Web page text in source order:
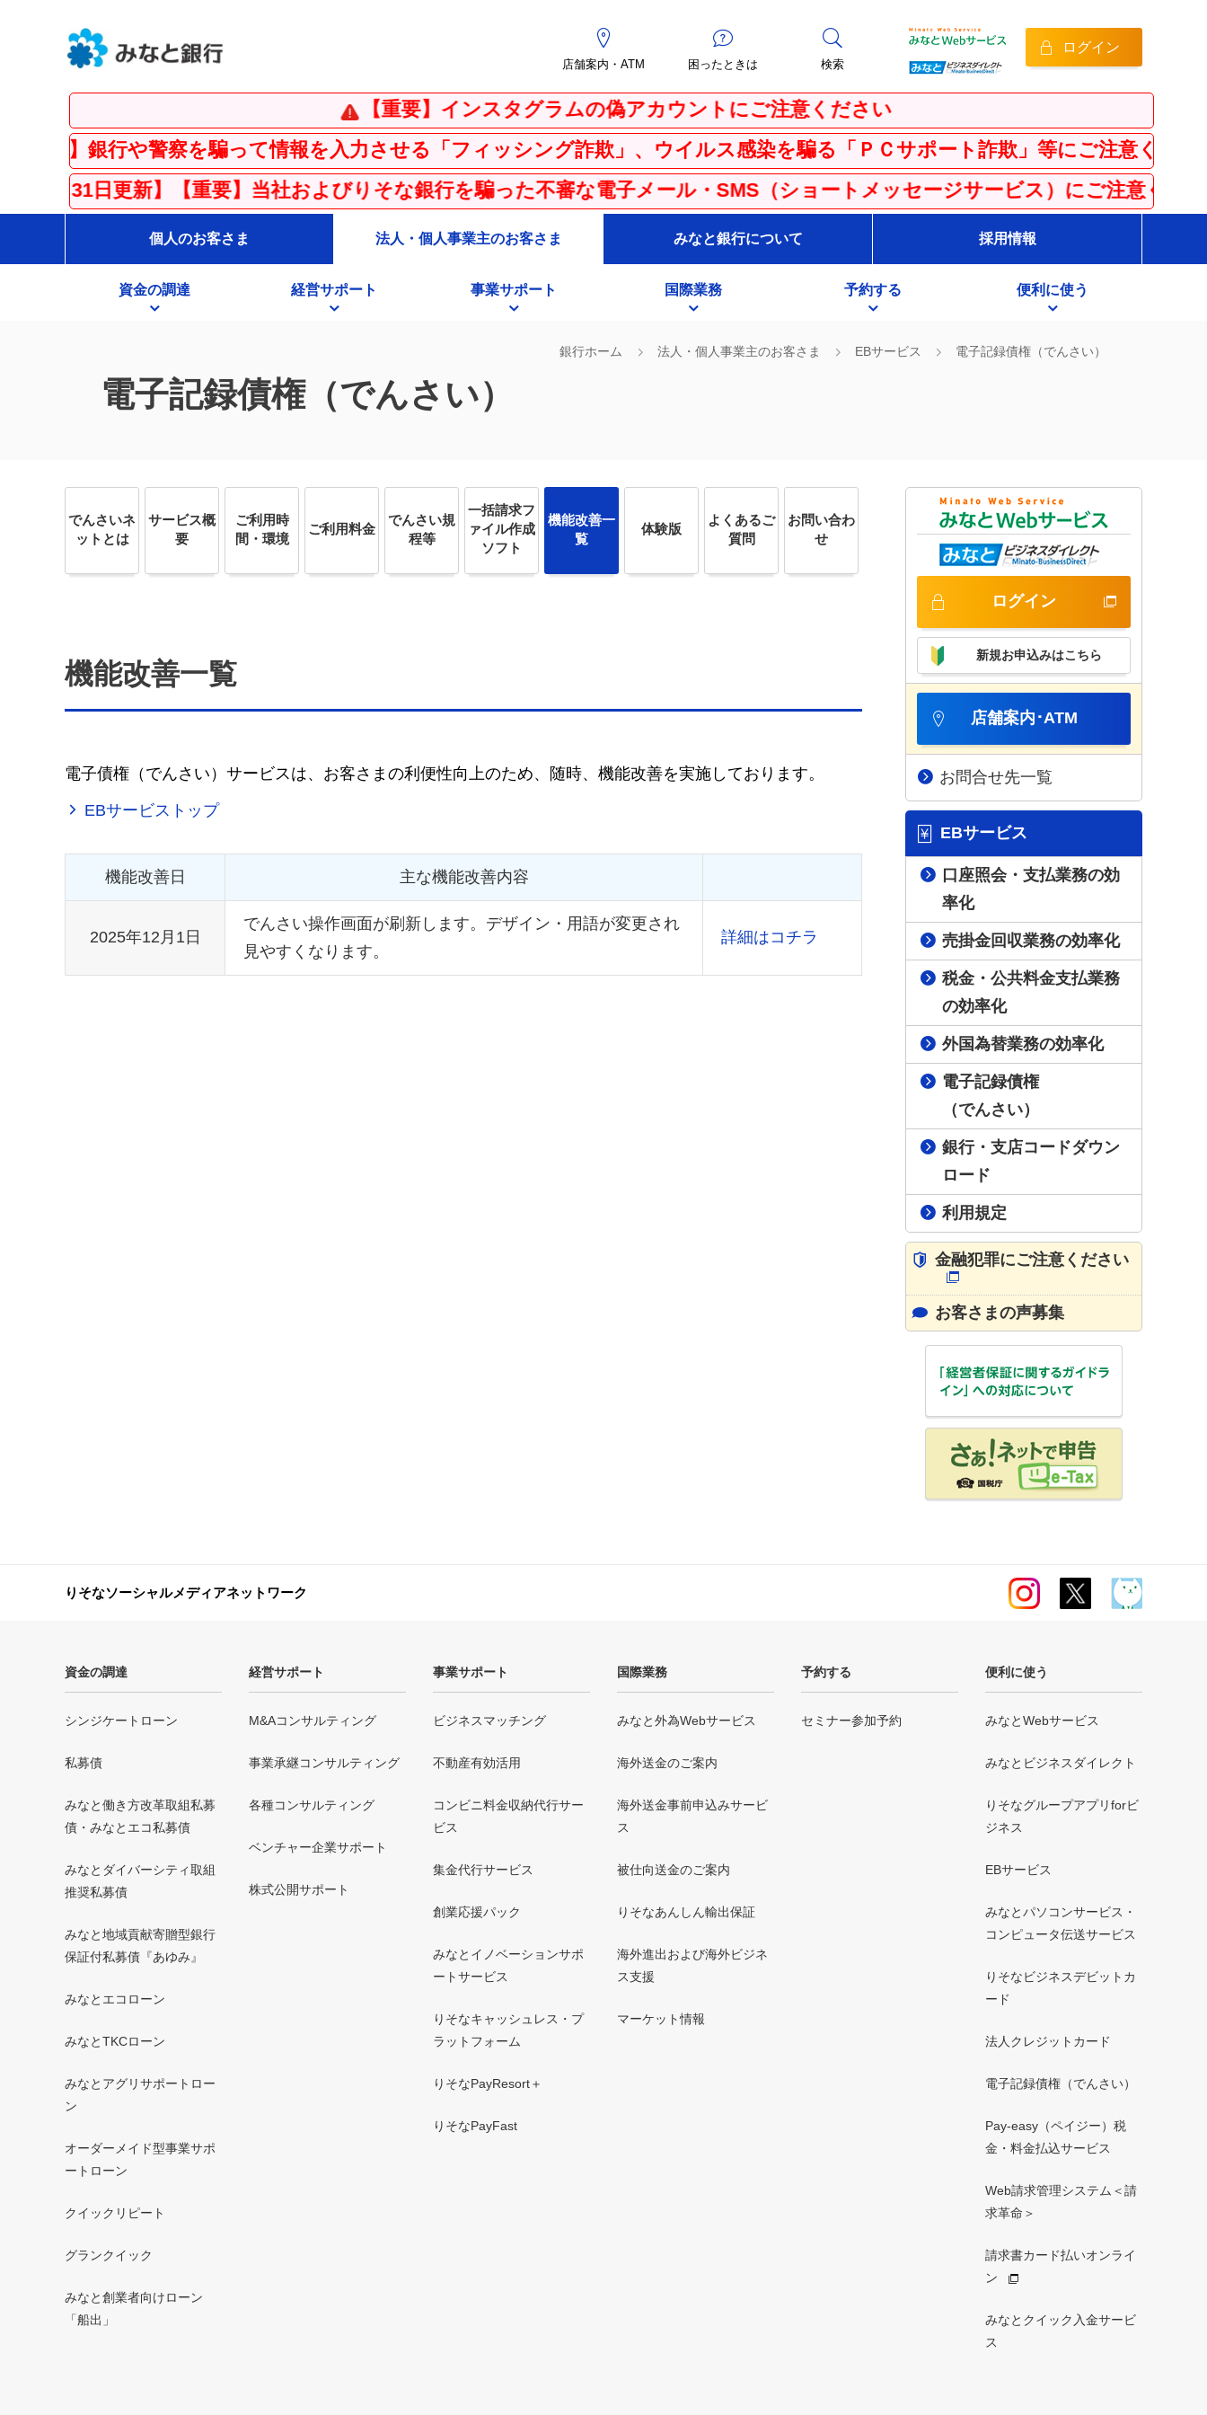
店舗案内・ATM 困ったときは 検索
ログイン
【重要】インスタグラムの偽アカウントにご注意ください
銀行や警察を騙って情報を入力させる「フィッシング詐欺」、ウイルス感染を騙る「ＰＣサポート詐欺」等にご注意ください！
日更新】【重要】当社およびりそな銀行を騙った不審な電子メール・SMS（ショートメッセージサービス）にご注意ください
個人のお客さま 法人・個人事業主のお客さま みなと銀行について 採用情報
資金の調達 経営サポート 事業サポート 国際業務 予約する 便利に使う
銀行ホーム 法人・個人事業主のお客さま EBサービス 電子記録債権（でんさい）
電子記録債権（でんさい）
でんさいネ
ットとは
サービス概
要
ご利用時
間・環境
ご利用料金
でんさい規
程等
一括請求フ
ァイル作成
ソフト
機能改善一
覧
体験版
よくあるご
質問
お問い合わ
せ
機能改善一覧
電子債権（でんさい）サービスは、お客さまの利便性向上のため、随時、機能改善を実施しております。
EBサービストップ
機能改善日 主な機能改善内容
2025年12月1日
でんさい操作画面が刷新します。デザイン・用語が変更され
見やすくなります。
詳細はコチラ
ログイン
新規お申込みはこちら
店舗案内･ATM
お問合せ先一覧
EBサービス
口座照会・支払業務の効
率化
売掛金回収業務の効率化
税金・公共料金支払業務
の効率化
外国為替業務の効率化
電子記録債権
（でんさい）
銀行・支店コードダウン
ロード
利用規定
金融犯罪にご注意ください
お客さまの声募集
りそなソーシャルメディアネットワーク
資金の調達
シンジケートローン
私募債
みなと働き方改革取組私募
債・みなとエコ私募債
みなとダイバーシティ取組
推奨私募債
みなと地域貢献寄贈型銀行
保証付私募債『あゆみ』
みなとエコローン
みなとTKCローン
みなとアグリサポートロー
ン
オーダーメイド型事業サポ
ートローン
クイックリピート
グランクイック
みなと創業者向けローン
「船出」
経営サポート
M&Aコンサルティング
事業承継コンサルティング
各種コンサルティング
ベンチャー企業サポート
株式公開サポート
事業サポート
ビジネスマッチング
不動産有効活用
コンビニ料金収納代行サー
ビス
集金代行サービス
創業応援パック
みなとイノベーションサポ
ートサービス
りそなキャッシュレス・プ
ラットフォーム
りそなPayResort＋
りそなPayFast
国際業務
みなと外為Webサービス
海外送金のご案内
海外送金事前申込みサービ
ス
被仕向送金のご案内
りそなあんしん輸出保証
海外進出および海外ビジネ
ス支援
マーケット情報
予約する
セミナー参加予約
便利に使う
みなとWebサービス
みなとビジネスダイレクト
りそなグループアプリforビ
ジネス
EBサービス
みなとパソコンサービス・
コンピュータ伝送サービス
りそなビジネスデビットカ
ード
法人クレジットカード
電子記録債権（でんさい）
Pay-easy（ペイジー）税
金・料金払込サービス
Web請求管理システム＜請
求革命＞
請求書カード払いオンライ
ン
みなとクイック入金サービ
ス